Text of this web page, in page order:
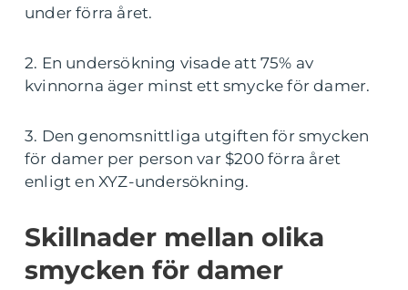
under förra året.
2. En undersökning visade att 75% av
kvinnorna äger minst ett smycke för damer.
3. Den genomsnittliga utgiften för smycken
för damer per person var $200 förra året
enligt en XYZ-undersökning.
Skillnader mellan olika
smycken för damer